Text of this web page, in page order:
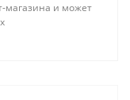
магазина и может